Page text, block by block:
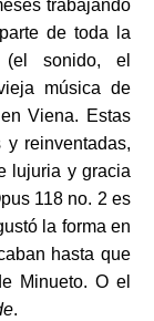
trabajando
de toda la
(el sonido, el
música de
Viena. Estas
reinventadas,
lujuria y gracia
118 no. 2 es
la forma en
hasta que
Minueto. O el
.